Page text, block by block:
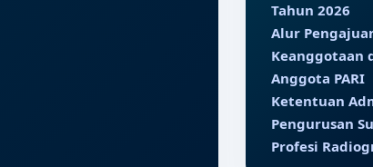
Tahun 2026
Alur
Keanggotaan
Anggota PARI
Ketentuan
Pengurusan
Profesi